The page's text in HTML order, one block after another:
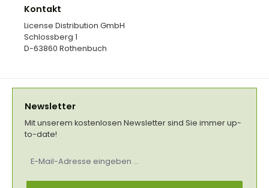
Kontakt
License Distribution GmbH
Schlossberg 1
D-63860 Rothenbuch
Newsletter
Mit unserem kostenlosen Newsletter sind Sie immer up-
to-date!
Mail-